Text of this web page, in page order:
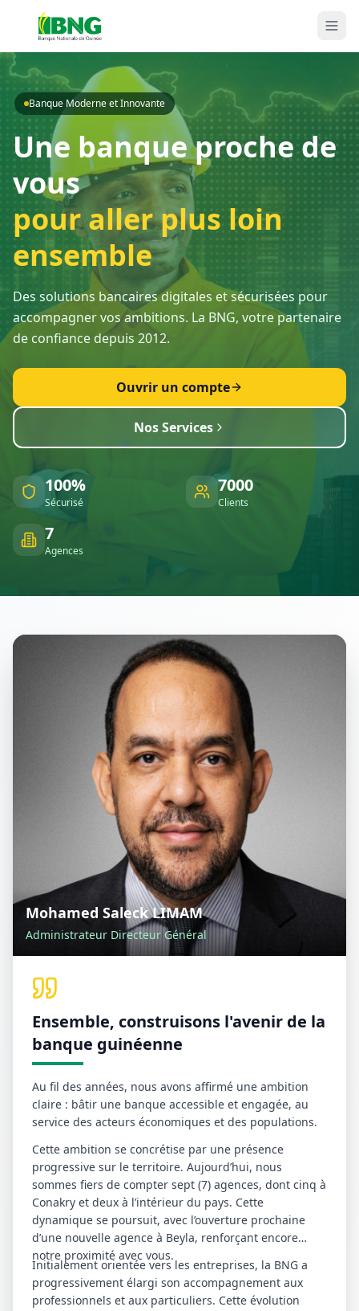
Banque Moderne et Innovante
Une banque proche de
vous
pour aller plus loin
ensemble
Des solutions bancaires digitales et sécurisées pour
accompagner vos ambitions. La BNG, votre partenaire
de confiance depuis 2012.
Ouvrir un compte
Nos Services
100%
Sécurisé
7000
Clients
7
Agences
Mohamed Saleck LIMAM
Administrateur Directeur Général
Ensemble, construisons l'avenir de la
banque guinéenne
Au fil des années, nous avons affirmé une ambition
claire : bâtir une banque accessible et engagée, au
service des acteurs économiques et des populations.
Cette ambition se concrétise par une présence
progressive sur le territoire. Aujourd’hui, nous
sommes fiers de compter sept (7) agences, dont cinq à
Conakry et deux à l’intérieur du pays. Cette
dynamique se poursuit, avec l’ouverture prochaine
d’une nouvelle agence à Beyla, renforçant encore
notre proximité avec vous.
Initialement orientée vers les entreprises, la BNG a
progressivement élargi son accompagnement aux
professionnels et aux particuliers. Cette évolution